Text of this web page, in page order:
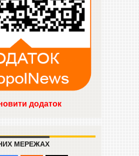
додаток
МЕРЕЖАХ